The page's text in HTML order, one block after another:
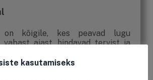
on kõigile, kes peavad lugu
vabast ajast, hindavad tervist ja
golfist.
kasutamiseks